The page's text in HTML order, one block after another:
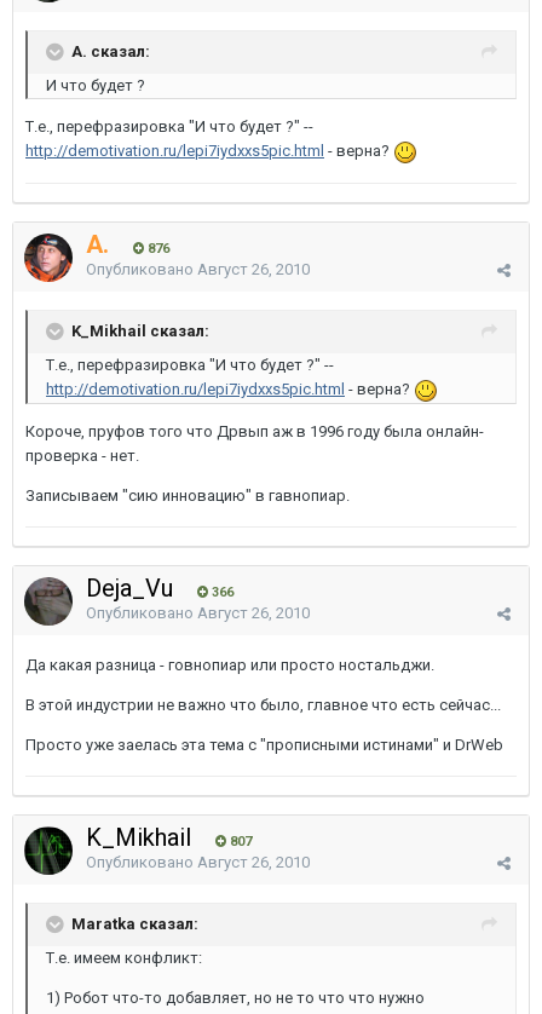
A. сказал:
И что будет ?
Т.е., перефразировка "И что будет ?" --
http://demotivation.ru/lepi7iydxxs5pic.html - верна?
A. 876
Опубликовано Август 26, 2010
K_Mikhail сказал:
Т.е., перефразировка "И что будет ?" --
http://demotivation.ru/lepi7iydxxs5pic.html - верна?
Короче, пруфов того что Дрвып аж в 1996 году была онлайн-
проверка - нет.
Записываем "сию инновацию" в гавнопиар.
Deja_Vu 366
Опубликовано Август 26, 2010
Да какая разница - говнопиар или просто ностальджи.
В этой индустрии не важно что было, главное что есть сейчас...
Просто уже заелась эта тема с "прописными истинами" и DrWeb
K_Mikhail 807
Опубликовано Август 26, 2010
Maratka сказал:
Т.е. имеем конфликт:
1) Робот что-то добавляет, но не то что что нужно